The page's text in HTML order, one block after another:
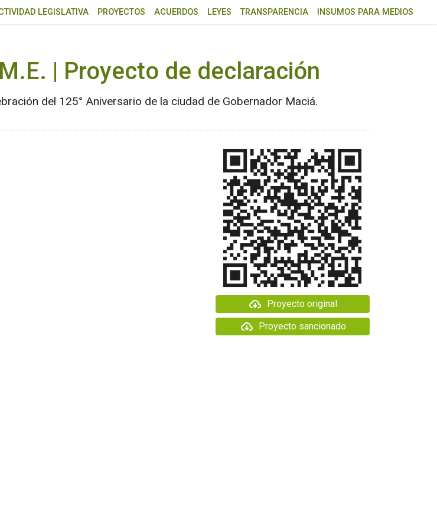
LEGISLATIVA PROYECTOS ACUERDOS LEYES TRANSPARENCIA INSUMOS PARA MEDIOS
| Proyecto de declaración
del 125° Aniversario de la ciudad de Gobernador Maciá.
Proyecto original
Proyecto sancionado